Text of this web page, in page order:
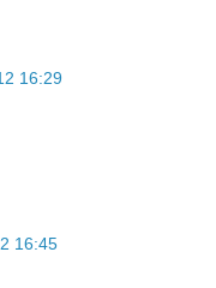
16:29
16:45